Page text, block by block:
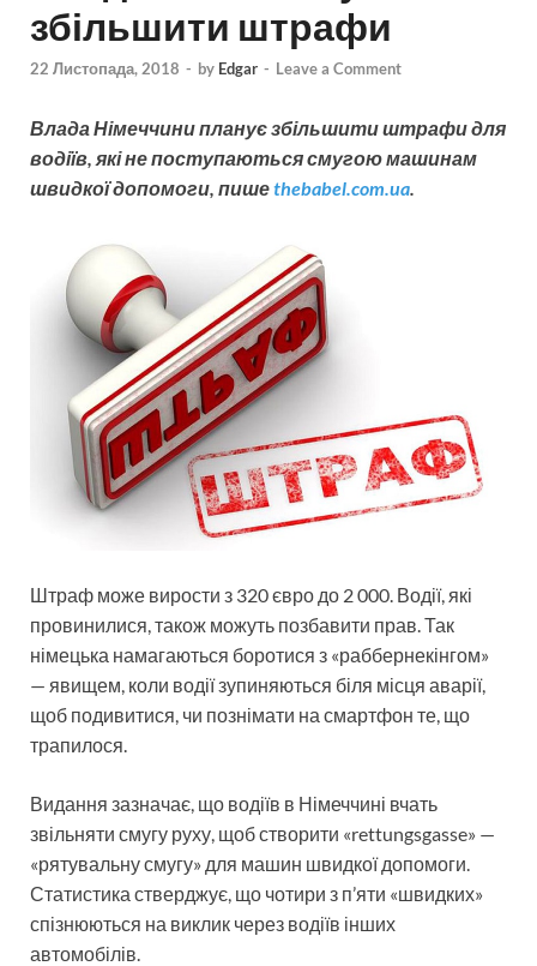
збільшити штрафи
22 Листопада, 2018 - by Edgar - Leave a Comment
Влада Німеччини планує збільшити штрафи для
водіїв, які не поступаються смугою машинам
швидкої допомоги, пишеthebabel.com.ua.
Штраф може вирости з 320 євро до 2 000. Водії, які
провинилися, також можуть позбавити прав. Так
німецька намагаються боротися з «раббернекінгом»
— явищем, коли водії зупиняються біля місця аварії,
щоб подивитися, чи познімати на смартфон те, що
трапилося.
Видання зазначає, що водіїв в Німеччині вчать
звільняти смугу руху, щоб створити «rettungsgasse» —
«рятувальну смугу» для машин швидкої допомоги.
Статистика стверджує, що чотири з п’яти «швидких»
спізнюються на виклик через водіїв інших
автомобілів.